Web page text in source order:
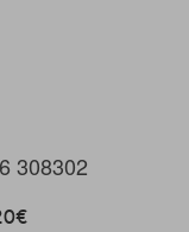
308302